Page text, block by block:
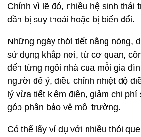
Chính vì lẽ đó, nhiều hệ sinh thái
dần bị suy thoái hoặc bị biến đổi.
Những ngày thời tiết nắng nóng,
sử dụng khắp nơi, từ cơ quan,
đến từng ngôi nhà của mỗi gia
người để ý, điều chỉnh nhiệt độ
lý vừa tiết kiệm điện, giảm chi phí
góp phần bảo vệ môi trường.
Có thể lấy ví dụ với nhiều thói